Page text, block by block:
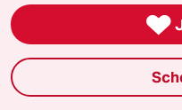
6 Linken-
„Dem
